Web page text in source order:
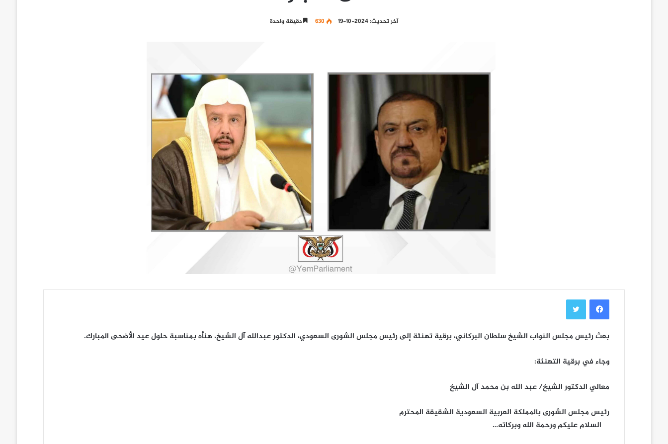
آخر تحديث: 2024-10-19 630 دقيقة واحدة
فيسبوك تويتر
بعث رئيس مجلس النواب الشيخ سلطان البركاني، برقية تهنئة إلى رئيس مجلس الشورى السعودي، الدكتور عبدالله آل الشيخ، هنأه بمناسبة حلول عيد الأضحى المبارك.
وجاء في برقية التهنئة:
معالي الدكتور الشيخ/ عبد الله بن محمد آل الشيخ
رئيس مجلس الشورى بالمملكة العربية السعودية الشقيقة المحترم
السلام عليكم ورحمة الله وبركاته…